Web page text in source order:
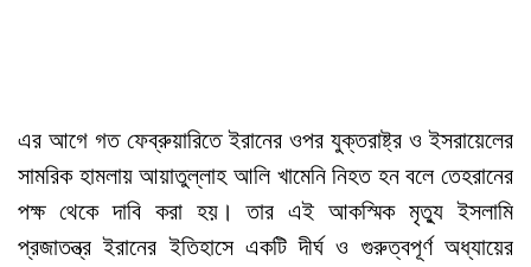
এর আগে গত ফেব্রুয়ারিতে ইরানের ওপর যুক্তরাষ্ট্র ও ইসরায়েলের
সামরিক হামলায় আয়াতুল্লাহ আলি খামেনি নিহত হন বলে তেহরানের
পক্ষ থেকে দাবি করা হয়। তার এই আকস্মিক মৃত্যু ইসলামি
প্রজাতন্ত্র ইরানের ইতিহাসে একটি দীর্ঘ ও গুরুত্বপূর্ণ অধ্যায়ের